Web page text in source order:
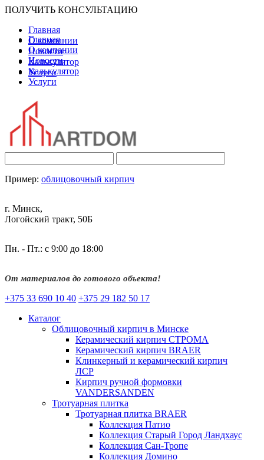
ПОЛУЧИТЬ КОНСУЛЬТАЦИЮ
Главная
О компании
Новости
Калькулятор
Услуги
Главная
О компании
Новости
Калькулятор
Услуги
Пример: облицовочный кирпич
г. Минск,
Логойский тракт, 50Б
Пн. - Пт.: с 9:00 до 18:00
От материалов до готового объекта!
+375 33 690 10 40 +375 29 182 50 17
Каталог
Облицовочный кирпич в Минске
Керамический кирпич СТРОМА
Керамический кирпич BRAER
Клинкерный и керамический кирпич
ЛСР
Кирпич ручной формовки
VANDERSANDEN
Тротуарная плитка
Тротуарная плитка BRAER
Коллекция Патио
Коллекция Старый Город Ландхаус
Коллекция Сан-Тропе
Коллекция Домино